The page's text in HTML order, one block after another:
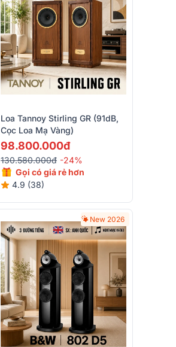
Loa Tannoy Stirling GR (91dB,
Cọc Loa Mạ Vàng)
98.800.000đ
130.580.000đ -24%
Gọi có giá rẻ hơn
4.9 (38)
New 2026